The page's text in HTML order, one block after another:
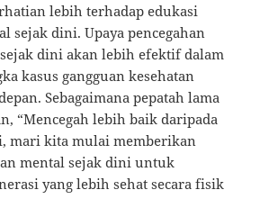
lebih terhadap edukasi
sejak dini. Upaya pencegahan
dini akan lebih efektif dalam
kasus gangguan kesehatan
Sebagaimana pepatah lama
“Mencegah lebih baik daripada
mari kita mulai memberikan
mental sejak dini untuk
yang lebih sehat secara fisik